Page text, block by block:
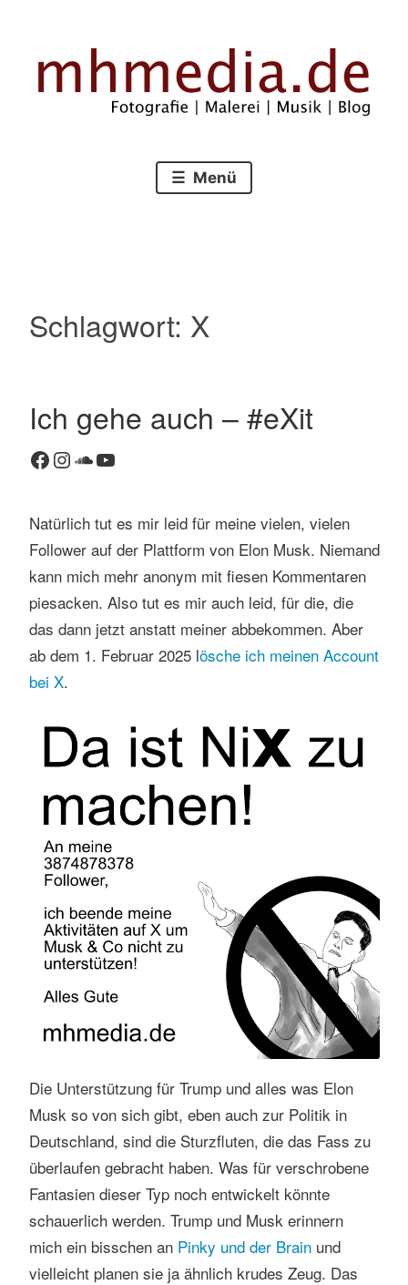
springen
mhmedia.de
Menü
Schlagwort: X
Ich gehe auch – #eXit
Facebook
Instagram
SoundCloud
YouTube
Natürlich tut es mir leid für meine vielen, vielen
Follower auf der Plattform von Elon Musk. Niemand
kann mich mehr anonym mit fiesen Kommentaren
piesacken. Also tut es mir auch leid, für die, die
das dann jetzt anstatt meiner abbekommen. Aber
ab dem 1. Februar 2025 lösche ich meinen Account
bei X.
Die Unterstützung für Trump und alles was Elon
Musk so von sich gibt, eben auch zur Politik in
Deutschland, sind die Sturzfluten, die das Fass zu
überlaufen gebracht haben. Was für verschrobene
Fantasien dieser Typ noch entwickelt könnte
schauerlich werden. Trump und Musk erinnern
mich ein bisschen an Pinky und der Brainund
vielleicht planen sie ja ähnlich krudes Zeug. Das
e
a
r
h
i
l
s